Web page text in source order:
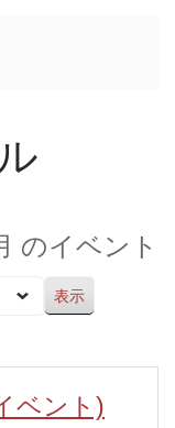
のイベント
ベント)